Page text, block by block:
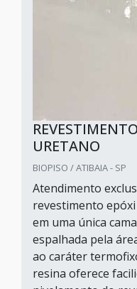
URETANO
BIOPISO / ATIBAIA - SP
Atendimento
revestimento
em uma única
espalhada pela
ao caráter
resina oferece